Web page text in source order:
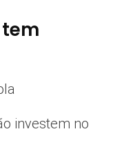
investem no